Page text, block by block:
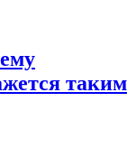
таким